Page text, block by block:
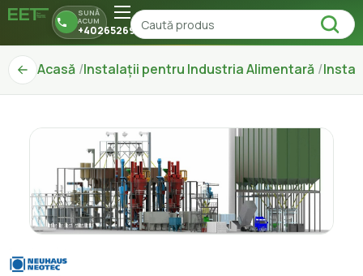
SUNĂ
ACUM
+40265269150
Acasă Instalații pentru Industria Alimentară